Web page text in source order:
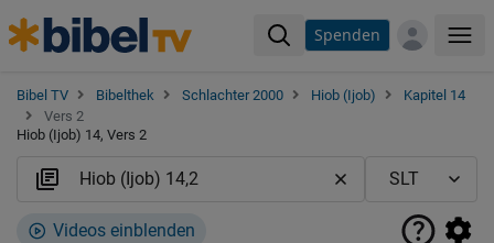
Spenden
Bibel TV Bibelthek Schlachter 2000 Hiob (Ijob)
Kapitel 14
Vers 2
Hiob (Ijob) 14, Vers 2
Videos einblenden